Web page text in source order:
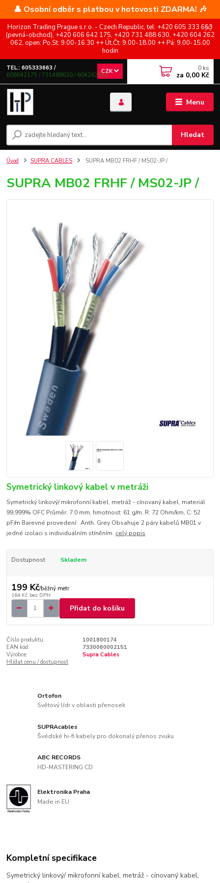
👤 Osobní odběr s platbou v hotovosti ZDARMA! 🎶
Horizon Trading Prague s.r.o. - Czech Republic, tel: +420 605 333 663
(pevná-obchod), +420 606 642 175, +420 731 488 630, +420 604 262
062, open: Po,St: 9.00-16.30 ++ Út,Čt: 9.00-18.00 ++ Pá: 9.00-15.00
hodin
Menu
CZK
Hledat
TEL.: 605333663 /
606642175 / 731488630 / 604262062
0 ks
za 0,00 Kč
Úvod SUPRA CABLES SUPRA MB02 FRHF / MS02-JP /
SUPRA MB02 FRHF / MS02-JP /
Symetrický linkový kabel v metráži
Symetrický linkový/ mikrofonní kabel, metráž - cínovaný kabel, materiál
99,999% OFC Průměr: 7.0 mm, hmotnost: 61 g/m, R: 72 Ohm/km, C: 52
pF/m Barevné provedení: Anth. Grey Obsahuje 2 páry kabelů MB01 v
jedné izolaci s individuálním stíněním. celý popis
Dostupnost Skladem
199 Kč/běžný metr
164 Kč bez DPH
Přidat do košíku
Číslo produktu:
1001800174
EAN kód:
7330060002151
Výrobce:
Supra Cables
Hlídat cenu / dostupnost
Ortofon
Světový lídr v oblasti přenosek
SUPRAcables
Švédské hi-fi kabely pro dokonalý přenos zvuku
ABC RECORDS
HD-MASTERING CD
Elektronika Praha
Made in EU
Kompletní specifikace
Symetrický linkový/ mikrofonní kabel, metráž - cínovaný kabel,